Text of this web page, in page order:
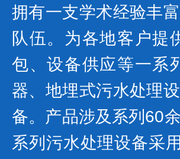
拥有一支学术经验丰
队伍。为各地客户提
包、设备供应等一系
器、地埋式污水处理
备。产品涉及系列60
系列污水处理设备采